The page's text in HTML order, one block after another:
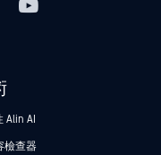
Alin AI
檢查器